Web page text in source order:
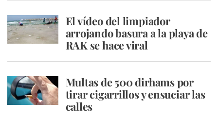
El vídeo del limpiador
arrojando basura a la playa de
RAK se hace viral
Multas de 500 dirhams por
tirar cigarrillos y ensuciar las
calles